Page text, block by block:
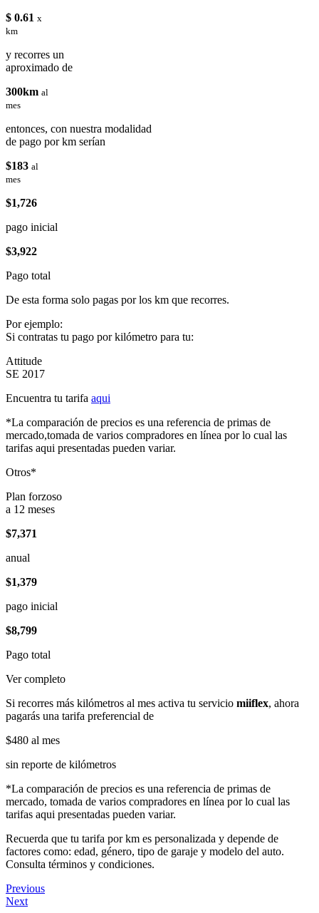
$ 0.61 x
km
y recorres un
aproximado de
300km al
mes
entonces, con nuestra modalidad
de pago por km serían
$183 al
mes
$1,726
pago inicial
$3,922
Pago total
De esta forma solo pagas por los km que recorres.
Por ejemplo:
Si contratas tu pago por kilómetro para tu:
Attitude
SE 2017
Encuentra tu tarifa aqui
*La comparación de precios es una referencia de primas de
mercado,tomada de varios compradores en línea por lo cual las
tarifas aqui presentadas pueden variar.
Otros*
Plan forzoso
a 12 meses
$7,371
anual
$1,379
pago inicial
$8,799
Pago total
Ver completo
Si recorres más kilómetros al mes activa tu servicio miiflex, ahora
pagarás una tarifa preferencial de
$480 al mes
sin reporte de kilómetros
*La comparación de precios es una referencia de primas de
mercado, tomada de varios compradores en línea por lo cual las
tarifas aqui presentadas pueden variar.
Recuerda que tu tarifa por km es personalizada y depende de
factores como: edad, género, tipo de garaje y modelo del auto.
Consulta términos y condiciones.
Previous
Next